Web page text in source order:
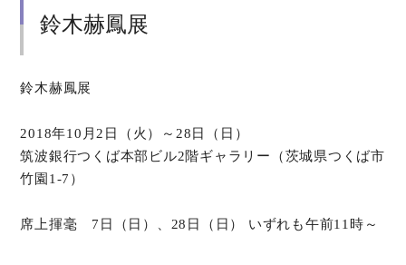
鈴木赫鳳展
鈴木赫鳳展
2018年10月2日（火）～28日（日）
筑波銀行つくば本部ビル2階ギャラリー（茨城県つくば市
竹園1-7）
席上揮毫 7日（日）、28日（日） いずれも午前11時～